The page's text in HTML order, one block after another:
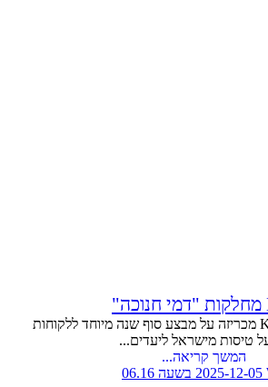
קבוצת אייר פראנס-KLM מכריזה על מבצע סוף שנה מיוחד ללקוחות
טיסות מישראל ליעדים...
המשך קריאה...